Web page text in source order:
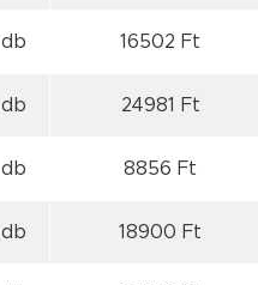
db 16502 Ft
db 24981 Ft
db 8856 Ft
db 18900 Ft